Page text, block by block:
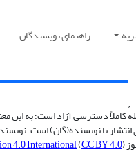
راهنمای نویسندگان
کاملاً دسترسی آزاد است؛ به این
با نویسنده(گان) است.
4.0 International(CC BY 4.0) منتشر می‌شود که به کاربران اجازه می‌دهد مقاله را با شرایط زیر کپی، تطبیق و توزیع مجدد کنند: